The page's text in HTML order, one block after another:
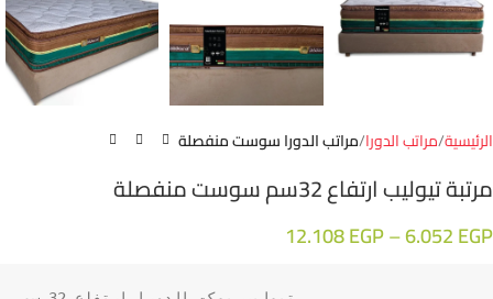
الرئيسية مراتب الدورا مراتب الدورا سوست منفصلة
مرتبة تيوليب ارتفاع 32سم سوست منفصلة
6.052EGP
–
12.108EGP